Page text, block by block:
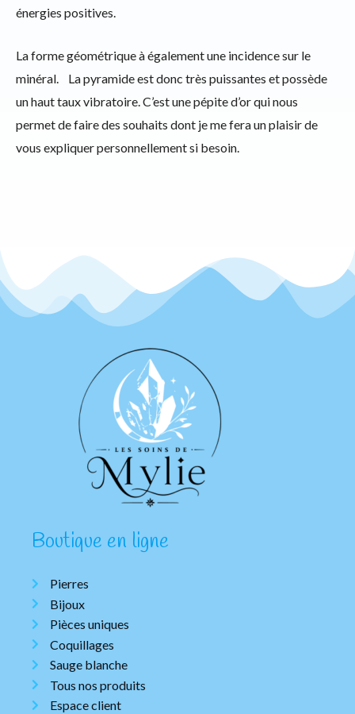
énergies positives.
La forme géométrique à également une incidence sur le
minéral. La pyramide est donc très puissantes et possède
un haut taux vibratoire. C’est une pépite d’or qui nous
permet de faire des souhaits dont je me fera un plaisir de
vous expliquer personnellement si besoin.
Boutique en ligne
Pierres
Bijoux
Pièces uniques
Coquillages
Sauge blanche
Tous nos produits
Espace client